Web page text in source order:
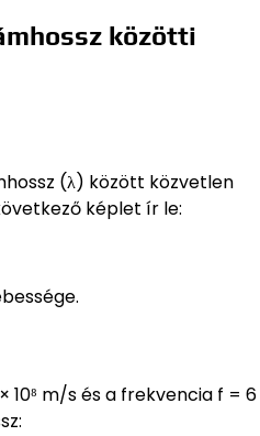
közötti
(λ) között közvetlen
képlet ír le:
10⁸ m/s és a frekvencia f = 6